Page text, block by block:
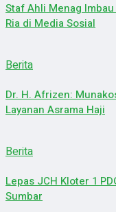
Staf Ahli Menag
Ria di Media Sosial
Berita
Dr. H. Afrizen:
Layanan Asrama Haji
Berita
Lepas JCH Kloter 1
Sumbar